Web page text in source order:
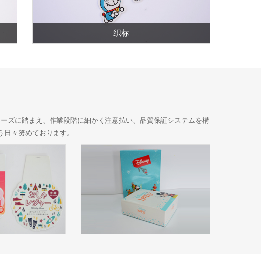
织标
ズに踏まえ、作業段階に細かく注意払い、品質保証システムを構
々努めております。